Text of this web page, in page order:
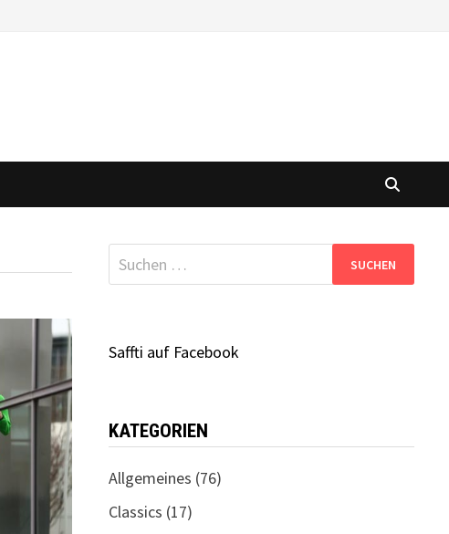
Suchen
nach:
Saffti auf Facebook
KATEGORIEN
Allgemeines (76)
Classics (17)